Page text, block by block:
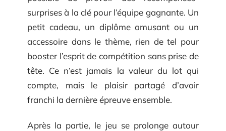
surprises à la clé pour l’équipe gagnante. Un
petit cadeau, un diplôme amusant ou un
accessoire dans le thème, rien de tel pour
booster l’esprit de compétition sans prise de
tête. Ce n’est jamais la valeur du lot qui
compte, mais le plaisir partagé d’avoir
franchi la dernière épreuve ensemble.
Après la partie, le jeu se prolonge autour